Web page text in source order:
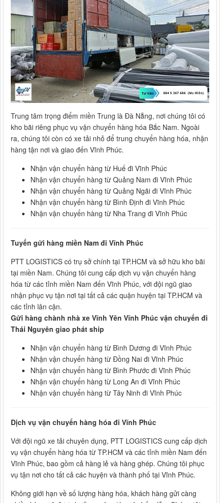
Trung tâm trọng điểm miền Trung là Đà Nẵng, nơi chúng tôi có
kho bãi riêng phục vụ vận chuyển hàng hóa Bắc Nam. Ngoài
ra, chúng tôi còn có xe tải nhỏ để trung chuyển hàng hóa, nhận
hàng tận nơi và giao đến Vĩnh Phúc.
Nhận vận chuyển hàng từ Huế đi Vĩnh Phúc
Nhận vận chuyển hàng từ Quảng Nam đi Vĩnh Phúc
Nhận vận chuyển hàng từ Quảng Ngãi đi Vĩnh Phúc
Nhận vận chuyển hàng từ Bình Định đi Vĩnh Phúc
Nhận vận chuyển hàng từ Nha Trang đi Vĩnh Phúc
Tuyến gửi hàng miền Nam đi Vĩnh Phúc
PTT LOGISTICS có trụ sở chính tại TP.HCM và sở hữu kho bãi
tại miền Nam. Chúng tôi cung cấp dịch vụ vận chuyển hàng
hóa từ các tỉnh miền Nam đến Vĩnh Phúc, với đội ngũ giao
nhận phục vụ tận nơi tại tất cả các quận huyện tại TP.HCM và
các tỉnh lân cận.
Gửi hàng chành nhà xe Vĩnh Yên Vĩnh Phúc vận chuyển đi
Thái Nguyên giao phát ship
Nhận vận chuyển hàng từ Bình Dương đi Vĩnh Phúc
Nhận vận chuyển hàng từ Đồng Nai đi Vĩnh Phúc
Nhận vận chuyển hàng từ Bình Phước đi Vĩnh Phúc
Nhận vận chuyển hàng từ Long An đi Vĩnh Phúc
Nhận vận chuyển hàng từ Tây Ninh đi Vĩnh Phúc
Dịch vụ vận chuyển hàng hóa đi Vĩnh Phúc
Với đội ngũ xe tải chuyên dụng, PTT LOGISTICS cung cấp dịch
vụ vận chuyển hàng hóa từ TP.HCM và các tỉnh miền Nam đến
Vĩnh Phúc, bao gồm cả hàng lẻ và hàng ghép. Chúng tôi phục
vụ tận nơi cho tất cả các huyện và thành phố tại Vĩnh Phúc.
Không giới hạn về số lượng hàng hóa, khách hàng gửi càng